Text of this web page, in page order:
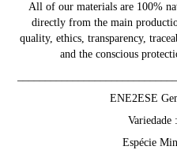
All of our materials are 100%
directly from the main
quality, ethics, transparency,
and the conscious
ENE2ESE
Variedade
Espécie